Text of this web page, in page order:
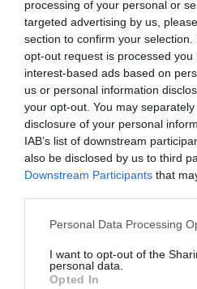
processing of your personal or
targeted advertising by us,
section to confirm your
opt-out request is processed you
interest-based ads based on
us or personal information
your opt-out. You may
disclosure of your personal
IAB’s list of downstream
also be disclosed by us to third
Downstream Participants that
Please note that this website/
not limited to your visit or usage
grant or deny consent to Google
Personal Data Processing
I want to opt-out of the
personal data.
Opted In
"A kormány már
könnyűzenét támogatni
Cseh Tamás Program
kérdés, elegendő-e a
Várom a konkrét
szakmától, néhány
tekintetében most
előrelépni" -
vele beszélgető
ügyvezetője úgy vélte,
hanem a